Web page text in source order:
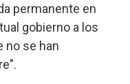
permanente en
gobierno a los
no se han